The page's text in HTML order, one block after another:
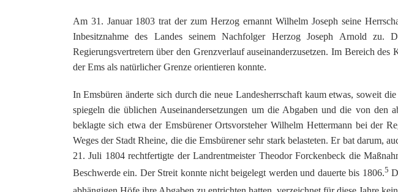
Am 31. Januar 1803 trat der zum Herzog ernannt Wilhelm Joseph seine
Inbesitznahme des Landes seinem Nachfolger Herzog Joseph Arnold zu.
Regierungsvertretern über den Grenzverlauf auseinanderzusetzen. Im Bereich
der Ems als natürlicher Grenze orientieren konnte.
In Emsbüren änderte sich durch die neue Landesherrschaft kaum etwas, soweit
spiegeln die üblichen Auseinandersetzungen um die Abgaben und die von den
beklagte sich etwa der Emsbürener Ortsvorsteher Wilhelm Hettermann bei der
Weges der Stadt Rheine, die die Emsbürener sehr stark belasteten. Er bat darum,
21. Juli 1804 rechtfertigte der Landrentmeister Theodor Forckenbeck die
Beschwerde ein. Der Streit konnte nicht beigelegt werden und dauerte bis 1806.5